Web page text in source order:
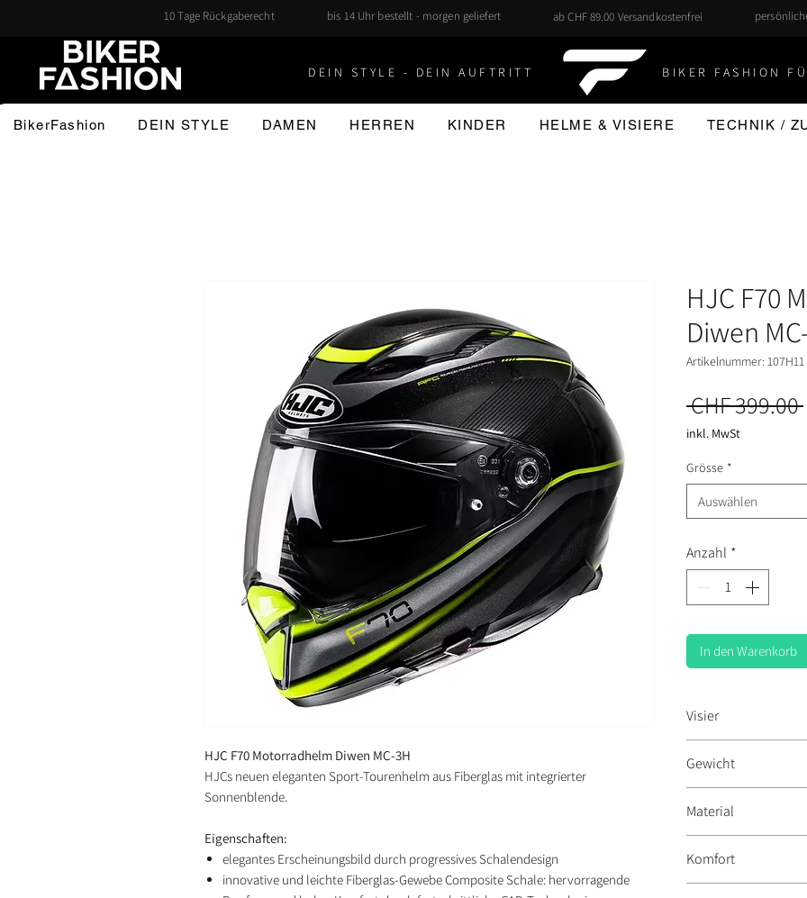
10 Tage Rückgaberecht bis 14 Uhr bestellt - morgen geliefert ab CHF 89.00 Versandkostenfrei
DEIN STYLE - DEIN AUFTRITT BIKER FASHION
BikerFashion DEIN STYLE DAMEN HERREN KINDER HELME & VISIERE TECHNIK /
HJC F70 Motorradhelm Diwen MC-3H
HJCs neuen eleganten Sport-Tourenhelm aus Fiberglas mit integrierter
Sonnenblende.
Eigenschaften:
elegantes Erscheinungsbild durch progressives Schalendesign
innovative und leichte Fiberglas-Gewebe Composite Schale: hervorragende
HJC F70
Diwen
Artikelnummer: 107H11
CHF 399.00
inkl. MwSt
Grösse *
Auswählen
Anzahl *
In den Warenkorb
Visier
Vollvisier, Pinlock-
Antibeschlag
rechts/links
Gewicht
Material
Innenfutter: Multicool
Herstellungsart:
Komfort